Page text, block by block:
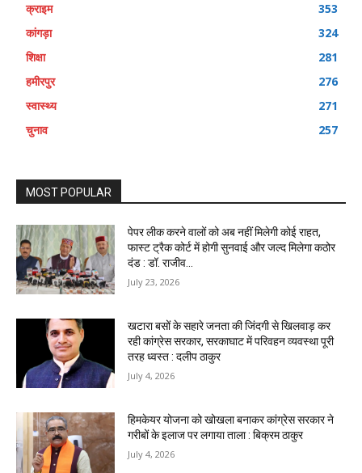
क्राइम
353
कांगड़ा
324
शिक्षा
281
हमीरपुर
276
स्वास्थ्य
271
चुनाव
257
MOST POPULAR
पेपर लीक करने वालों को अब नहीं मिलेगी कोई राहत,
फास्ट ट्रैक कोर्ट में होगी सुनवाई और जल्द मिलेगा कठोर
दंड : डॉ. राजीव...
July 23, 2026
खटारा बसों के सहारे जनता की जिंदगी से खिलवाड़ कर
रही कांग्रेस सरकार, सरकाघाट में परिवहन व्यवस्था पूरी
तरह ध्वस्त : दलीप ठाकुर
July 4, 2026
हिमकेयर योजना को खोखला बनाकर कांग्रेस सरकार ने
गरीबों के इलाज पर लगाया ताला : बिक्रम ठाकुर
July 4, 2026